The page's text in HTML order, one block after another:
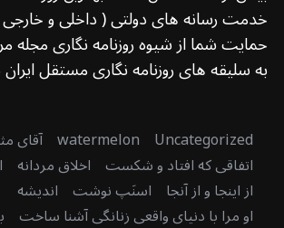
خدمت رسانه های دولتی ( داخلی و
حمایت شما از شیوه روزنامه نگاری مجله
به سلیقه های روزنامه نگاری مستقل ایران
Uncategorized
watermelon آقای
اتفاقی که افتاد و شکست اخلاق مردانه
از اینجا و از آنجا اسنَپ نوشت اندیشه
او مرا با دنیای واقعی زنانگی آشنا ساخت